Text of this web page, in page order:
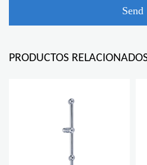
PRODUCTOS